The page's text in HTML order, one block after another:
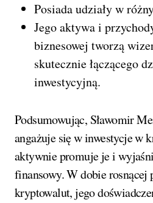
Posiada udziały w
Jego aktywa i
biznesowej tworzą
skutecznie łączącego
inwestycyjną.
Podsumowując, Sławomir
angażuje się w inwestycje w
aktywnie promuje je i
finansowy. W dobie rosnącej
kryptowalut, jego